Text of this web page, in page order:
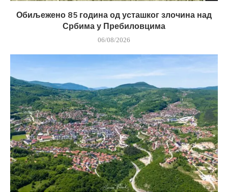
Обиљежено 85 година од усташког злочина над
Србима у Пребиловцима
06/08/2026